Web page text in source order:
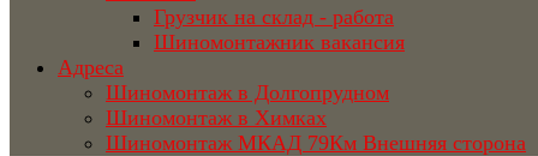
Грузчик на склад - работа
Шиномонтажник вакансия
Адреса
Шиномонтаж в Долгопрудном
Шиномонтаж в Химках
Шиномонтаж МКАД 79Км Внешняя сторона